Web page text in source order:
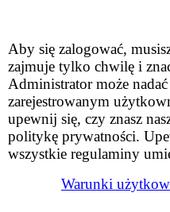
Aby się zalogować,
zajmuje tylko chwilę i
Administrator może
zarejestrowanym
upewnij się, czy znasz
politykę prywatności.
wszystkie regulaminy
Warunki